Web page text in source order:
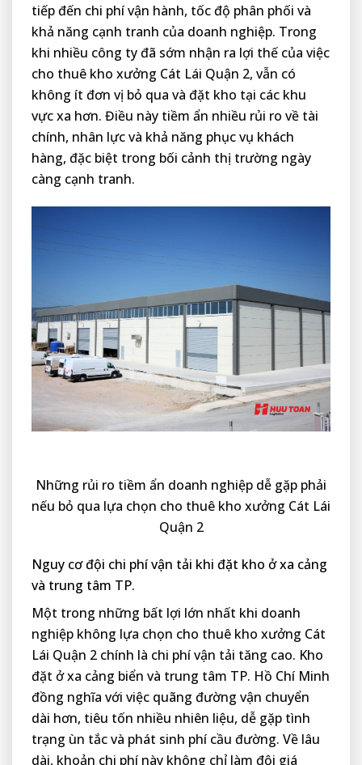
tiếp đến chi phí vận hành, tốc độ phân phối và
khả năng cạnh tranh của doanh nghiệp. Trong
khi nhiều công ty đã sớm nhận ra lợi thế của việc
cho thuê kho xưởng Cát Lái Quận 2, vẫn có
không ít đơn vị bỏ qua và đặt kho tại các khu
vực xa hơn. Điều này tiềm ẩn nhiều rủi ro về tài
chính, nhân lực và khả năng phục vụ khách
hàng, đặc biệt trong bối cảnh thị trường ngày
càng cạnh tranh.
Những rủi ro tiềm ẩn doanh nghiệp dễ gặp phải
nếu bỏ qua lựa chọn cho thuê kho xưởng Cát Lái
Quận 2
Nguy cơ đội chi phí vận tải khi đặt kho ở xa cảng
và trung tâm TP.
Một trong những bất lợi lớn nhất khi doanh
nghiệp không lựa chọn cho thuê kho xưởng Cát
Lái Quận 2 chính là chi phí vận tải tăng cao. Kho
đặt ở xa cảng biển và trung tâm TP. Hồ Chí Minh
đồng nghĩa với việc quãng đường vận chuyển
dài hơn, tiêu tốn nhiều nhiên liệu, dễ gặp tình
trạng ùn tắc và phát sinh phí cầu đường. Về lâu
dài, khoản chi phí này không chỉ làm đội giá